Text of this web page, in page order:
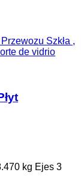
Szkła ,
de vidrio
kg Ejes 3